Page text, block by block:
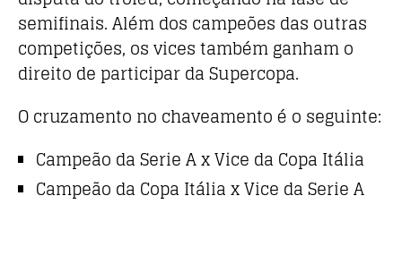
semifinais. Além dos campeões das outras
competições, os vices também ganham o
direito de participar da Supercopa.
O cruzamento no chaveamento é o seguinte:
Campeão da Serie A x Vice da Copa Itália
Campeão da Copa Itália x Vice da Serie A